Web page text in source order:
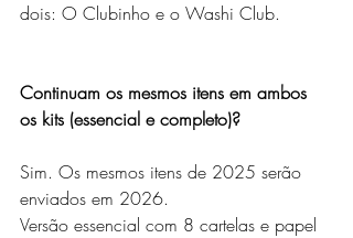
dois: O Clubinho e o Washi Club.
Continuam os mesmos itens em ambos
os kits (essencial e completo)?
Sim. Os mesmos itens de 2025 serão
enviados em 2026.
Versão essencial com 8 cartelas e papel